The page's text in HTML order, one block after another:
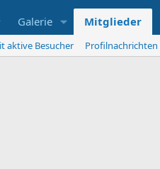
Galerie Mitglieder
aktive Besucher Profilnachrichten